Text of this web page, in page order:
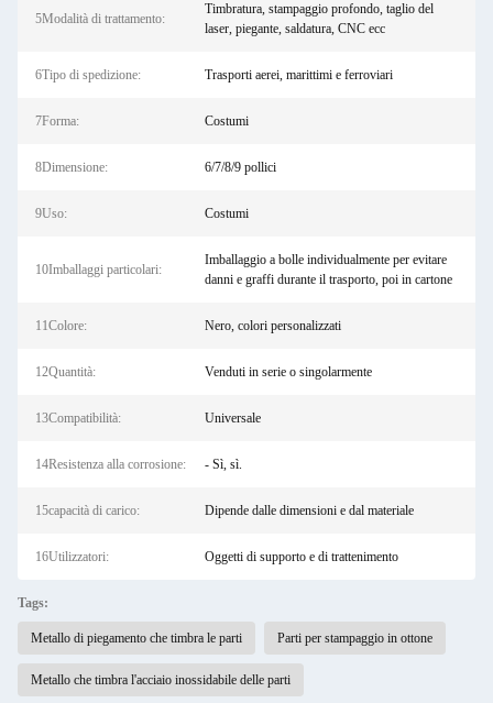
5Modalità di trattamento:
Timbratura, stampaggio profondo, taglio del
laser, piegante, saldatura, CNC ecc
6Tipo di spedizione: Trasporti aerei, marittimi e ferroviari
7Forma: Costumi
8Dimensione: 6/7/8/9 pollici
9Uso: Costumi
10Imballaggi particolari:
Imballaggio a bolle individualmente per evitare
danni e graffi durante il trasporto, poi in cartone
11Colore: Nero, colori personalizzati
12Quantità: Venduti in serie o singolarmente
13Compatibilità: Universale
14Resistenza alla corrosione: - Sì, sì.
15capacità di carico: Dipende dalle dimensioni e dal materiale
16Utilizzatori: Oggetti di supporto e di trattenimento
Tags:
Metallo di piegamento che timbra le parti Parti per stampaggio in ottone
Metallo che timbra l'acciaio inossidabile delle parti